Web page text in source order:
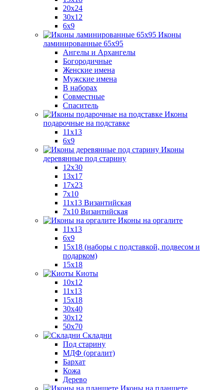
20x24
30х12
6x9
Иконы
ламинированные 65x95
Ангелы и Архангелы
Богородичные
Женские имена
Мужские имена
В наборах
Совместные
Спаситель
Иконы
подарочные на подставке
11x13
6x9
Иконы
деревянные под старину
12х30
13x17
17x23
7x10
11x13 Византийская
7x10 Византийская
Иконы на оргалите
11x13
6x9
15х18 (наборы с подставкой, подвесом и
подарком)
15x18
Киоты
10x12
11x13
15x18
30x40
30х12
50x70
Складни
Под старину
МДФ (оргалит)
Бархат
Кожа
Дерево
Иконы на планшете